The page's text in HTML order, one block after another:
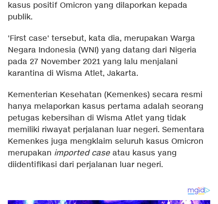
kasus positif Omicron yang dilaporkan kepada
publik.
'First case' tersebut, kata dia, merupakan Warga
Negara Indonesia (WNI) yang datang dari Nigeria
pada 27 November 2021 yang lalu menjalani
karantina di Wisma Atlet, Jakarta.
Kementerian Kesehatan (Kemenkes) secara resmi
hanya melaporkan kasus pertama adalah seorang
petugas kebersihan di Wisma Atlet yang tidak
memiliki riwayat perjalanan luar negeri. Sementara
Kemenkes juga mengklaim seluruh kasus Omicron
merupakan imported case atau kasus yang
diidentifikasi dari perjalanan luar negeri.